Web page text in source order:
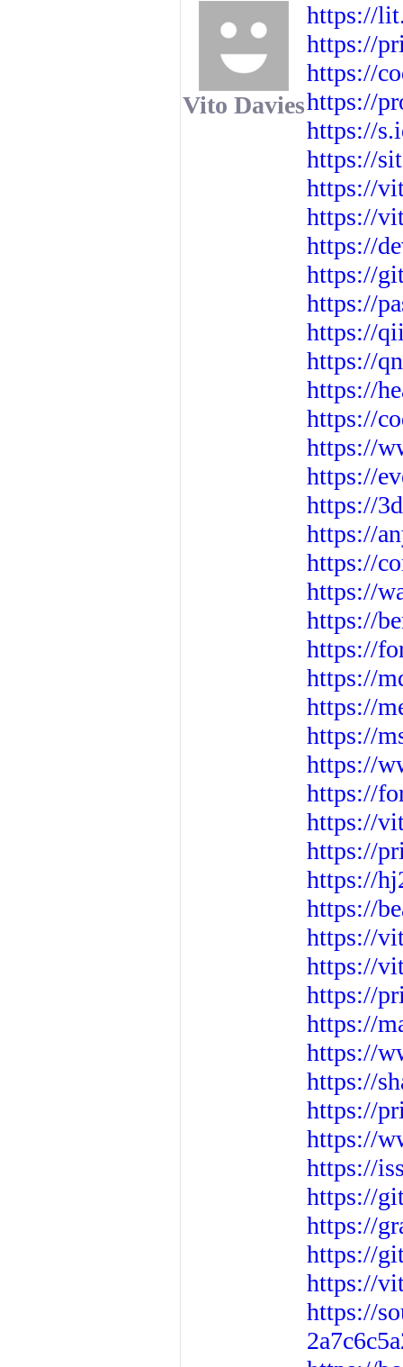
Vito Davies
https://
https://
https://
https://
https://
https://
https://
https://
https://
https://
https://
https://
https://
https://
https://
https://
https://
https://
https://
https://
https://
https://
https://
https://
https://
https://
https://
https://
https://
https://
https://
https://
https://
https://
https://
https://
https://
https://
https://
https://
https://
https://
https://
https://
https://
https://